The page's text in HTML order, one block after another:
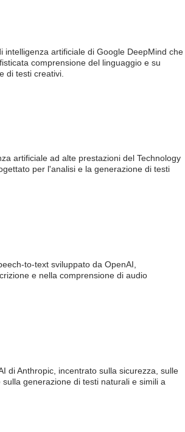
intelligenza artificiale di Google DeepMind che
comprensione del linguaggio e su
di testi creativi.
artificiale ad alte prestazioni del Technology
per l'analisi e la generazione di testi
to-text sviluppato da OpenAI,
e nella comprensione di audio
di Anthropic, incentrato sulla sicurezza, sulle
generazione di testi naturali e simili a